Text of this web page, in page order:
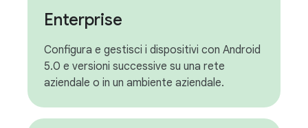
Enterprise
Configura e gestisci i dispositivi con Android
5.0 e versioni successive su una rete
aziendale o in un ambiente aziendale.